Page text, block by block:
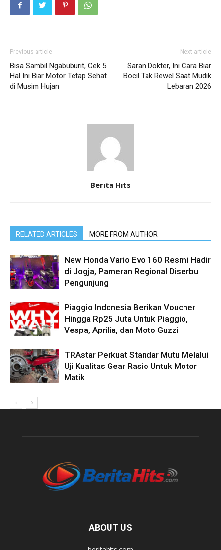
Previous article
Bisa Sambil Ngabuburit, Cek 5
Hal Ini Biar Motor Tetap Sehat
di Musim Hujan
Next article
Saran Dokter, Ini Cara Biar
Bocil Tak Rewel Saat Mudik
Lebaran 2026
Berita Hits
RELATED ARTICLES MORE FROM AUTHOR
New Honda Vario Evo 160 Resmi Hadir
di Jogja, Pameran Regional Diserbu
Pengunjung
Piaggio Indonesia Berikan Voucher
Hingga Rp25 Juta Untuk Piaggio,
Vespa, Aprilia, dan Moto Guzzi
TRAstar Perkuat Standar Mutu Melalui
Uji Kualitas Gear Rasio Untuk Motor
Matik
ABOUT US